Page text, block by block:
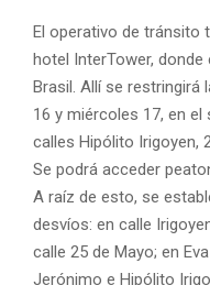
El operativo de tránsito
hotel InterTower, donde
Brasil. Allí se restringirá
16 y miércoles 17, en
calles Hipólito Irigoyen,
Se podrá acceder
A raíz de esto, se
desvíos: en calle
calle 25 de Mayo; en
Jerónimo e Hipólito